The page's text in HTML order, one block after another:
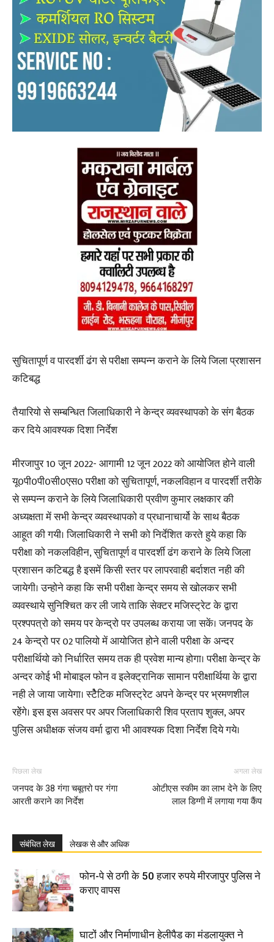
सुचितापूर्ण व पारदर्शी ढंग से परीक्षा सम्पन्न कराने के लिये जिला प्रशासन
कटिबद्ध
तैयारियो से सम्बन्धित जिलाधिकारी ने केन्द्र व्यवस्थापको के संग बैठक
कर दिये आवश्यक दिशा निर्देश
मीरजापुर 10 जून 2022- आगामी 12 जून 2022 को आयोजित होने वाली
यू0पी0पी0सी0एस0 परीक्षा को सुचितापूर्ण, नकलविहान व पारदर्शी तरीके
से सम्पन्न कराने के लिये जिलाधिकारी प्रवीण कुमार लक्षकार की
अध्यक्षता में सभी केन्द्र व्यवस्थापको व प्रधानाचार्यो के साथ बैठक
आहूत की गयी। जिलाधिकारी ने सभी को निर्देशित करते हुये कहा कि
परीक्षा को नकलविहीन, सुचितापूर्ण व पारदर्शी ढंग कराने के लिये जिला
प्रशासन कटिबद्ध है इसमें किसी स्तर पर लापरवाही बर्दाशत नही की
जायेगी। उन्होने कहा कि सभी परीक्षा केन्द्र समय से खोलकर सभी
व्यवस्थाये सुनिश्चित कर ली जाये ताकि सेक्टर मजिस्ट्रेट के द्वारा
प्रश्पपत्रो को समय पर केन्द्रो पर उपलब्ध कराया जा सकें। जनपद के
24 केन्द्रो पर 02 पालियो में आयोजित होने वाली परीक्षा के अन्दर
परीक्षार्थियो को निर्धारित समय तक ही प्रवेश मान्य होगा। परीक्षा केन्द्र के
अन्दर कोई भी मोबाइल फोन व इलेक्ट्रानिक सामान परीक्षार्थिया के द्वारा
नही ले जाया जायेगा। स्टेैटिक मजिस्ट्रेट अपने केन्द्र पर भ्रमणशील
रहेेंगे। इस इस अवसर पर अपर जिलाधिकारी शिव प्रताप शुक्ल, अपर
पुलिस अधीक्षक संजय वर्मा द्वारा भी आवश्यक दिशा निर्देश दिये गये।
पिछला लेख
जनपद के 38 गंगा चबूतरो पर गंगा
आरती कराने का निर्देश
अगला लेख
ओटीएस स्कीम का लाभ देने के लिए
लाल डिग्गी में लगाया गया कैंप
संबंधित लेख लेखक से और अधिक
फोन-पे से ठगी के 50 हजार रुपये मीरजापुर पुलिस ने
कराए वापस
घाटों और निर्माणाधीन हेलीपैड का मंडलायुक्त ने